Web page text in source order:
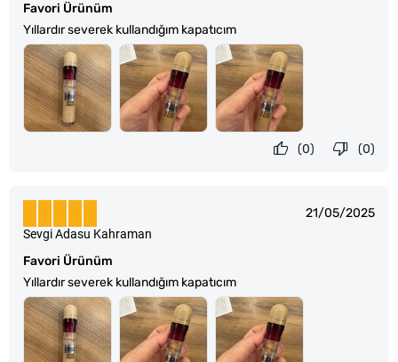
Favori Ürünüm
Yıllardır severek kullandığım kapatıcım
(0)
(0)
21/05/2025
Favori Ürünüm
Yıllardır severek kullandığım kapatıcım
Sevgi Adasu Kahraman